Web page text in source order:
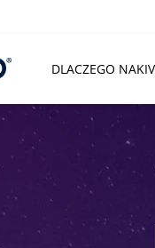
DLACZEGO